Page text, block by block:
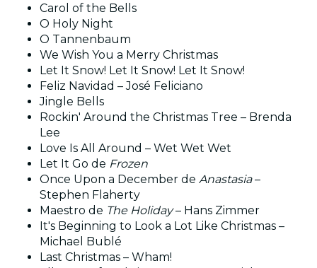
Carol of the Bells
O Holy Night
O Tannenbaum
We Wish You a Merry Christmas
Let It Snow! Let It Snow! Let It Snow!
Feliz Navidad – José Feliciano
Jingle Bells
Rockin' Around the Christmas Tree – Brenda
Lee
Love Is All Around – Wet Wet Wet
Let It Go de Frozen
Once Upon a December de Anastasia–
Stephen Flaherty
Maestro de The Holiday– Hans Zimmer
It's Beginning to Look a Lot Like Christmas –
Michael Bublé
Last Christmas – Wham!